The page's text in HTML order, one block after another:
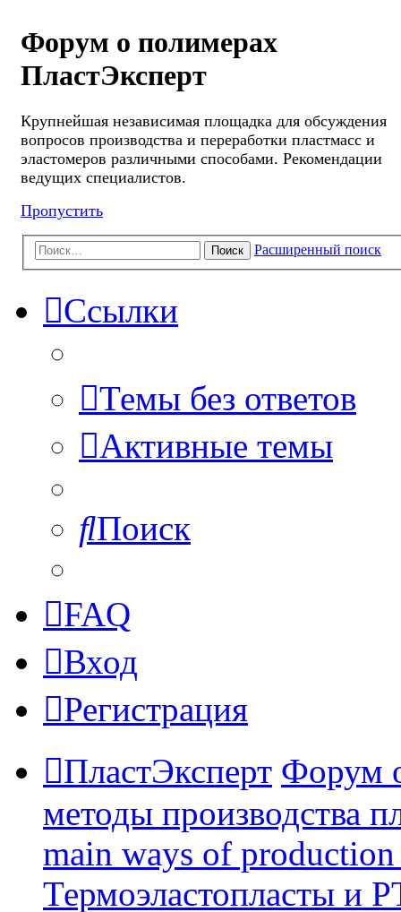
Форум о полимерах
ПластЭксперт
Крупнейшая независимая площадка для обсуждения
вопросов производства и переработки пластмасс и
эластомеров различными способами. Рекомендации
ведущих специалистов.
Пропустить
Поиск Расширенный поиск
Ссылки
Темы без ответов
Активные темы
Поиск
FAQ
Вход
Регистрация
ПластЭксперт Форум
методы производства
main ways of
Термоэластопласты и